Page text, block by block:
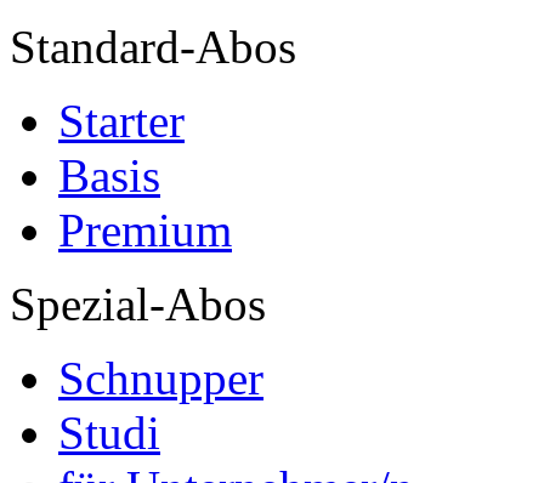
Standard-Abos
Starter
Basis
Premium
Spezial-Abos
Schnupper
Studi